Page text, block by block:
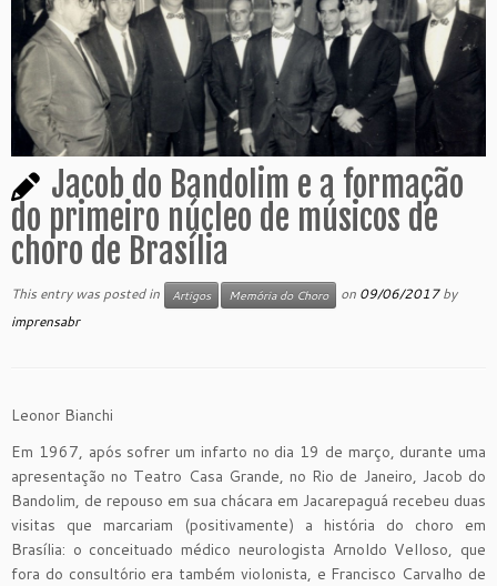
Jacob do Bandolim e a formação
do primeiro núcleo de músicos de
choro de Brasília
This entry was posted in Artigos Memória do Choro on 09/06/2017 by
imprensabr
Leonor Bianchi
Em 1967, após sofrer um infarto no dia 19 de março, durante uma
apresentação no Teatro Casa Grande, no Rio de Janeiro, Jacob do
Bandolim, de repouso em sua chácara em Jacarepaguá recebeu duas
visitas que marcariam (positivamente) a história do choro em
Brasília: o conceituado médico neurologista Arnoldo Velloso, que
fora do consultório era também violonista, e Francisco Carvalho de